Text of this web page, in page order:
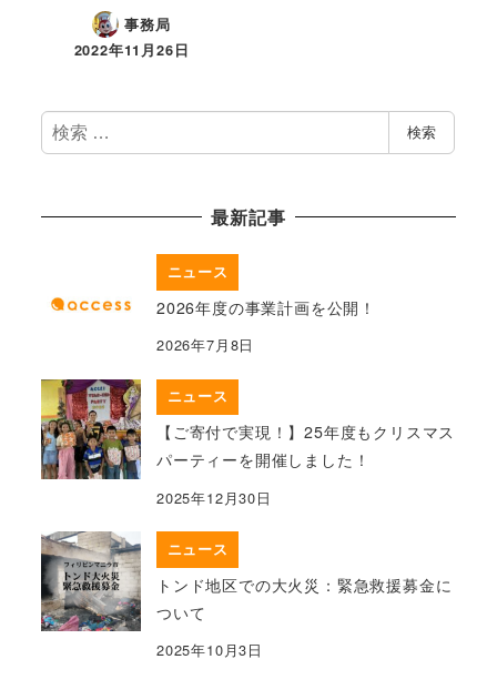
事務局
2022年11月26日
検
索
検索
最新記事
ニュース
2026年度の事業計画を公開！
2026年7月8日
ニュース
【ご寄付で実現！】25年度もクリスマス
パーティーを開催しました！
2025年12月30日
ニュース
トンド地区での大火災：緊急救援募金に
ついて
2025年10月3日